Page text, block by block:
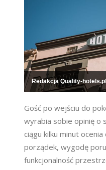
Redakcja Quality-hotels.pl
Gość po wejściu do
wyrabia sobie opinię o
ciągu kilku minut
porządek, wygodę
funkcjonalność